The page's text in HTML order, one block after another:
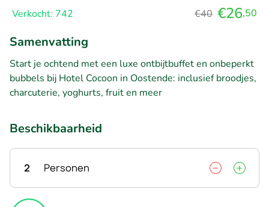
Verkocht: 742 €40 €26,50
Samenvatting
Start je ochtend met een luxe ontbijtbuffet en onbeperkt
bubbels bij Hotel Cocoon in Oostende: inclusief broodjes,
charcuterie, yoghurts, fruit en meer
Beschikbaarheid
2 Personen